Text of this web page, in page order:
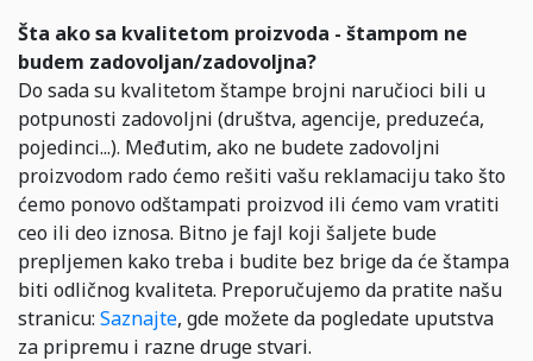
Šta ako sa kvalitetom proizvoda - štampom ne
budem zadovoljan/zadovoljna?
Do sada su kvalitetom štampe brojni naručioci bili u
potpunosti zadovoljni (društva, agencije, preduzeća,
pojedinci...). Međutim, ako ne budete zadovoljni
proizvodom rado ćemo rešiti vašu reklamaciju tako što
ćemo ponovo odštampati proizvod ili ćemo vam vratiti
ceo ili deo iznosa. Bitno je fajl koji šaljete bude
prepljemen kako treba i budite bez brige da će štampa
biti odličnog kvaliteta. Preporučujemo da pratite našu
stranicu: Saznajte, gde možete da pogledate uputstva
za pripremu i razne druge stvari.